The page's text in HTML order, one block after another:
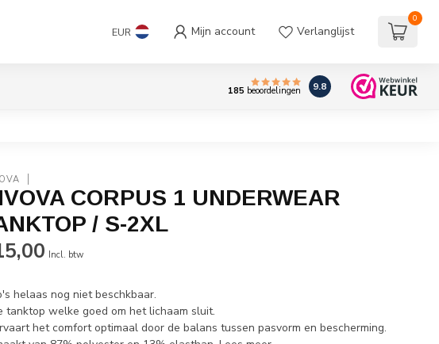
EUR Mijn account Verlanglijst
0
185 beoordelingen 9.8
CORPUS 1 UNDERWEAR
/ S-2XL
Incl. btw
helaas nog niet beschkbaar.
tanktop welke goed om het lichaam sluit.
het comfort optimaal door de balans tussen pasvorm en bescherming.